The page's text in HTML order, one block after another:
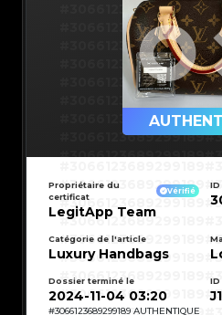
#3066123689299189
#3066123689299189
#3066123689299189
#3066123689299189
#3066123689299189
#3066123689299189
#3066123689299189
#3066123689299189
#3066123689299189
#3066123689299189
#3066123689299189
#3066123689299189
#3066123689299189
#3066123689299189
#3066123689299189
#3066123689299189
#3066123689299189
#3066123689299189
#3066123689299189
#3066123689299189
#3066123689299189
#3066123689299189
Propriétaire du
certificat
Vérifié
LegitApp Team
Catégorie de l'article
Luxury Handbags
Dossier terminé le
2024-11-04 03:20
#3066123689299189 AUTHENTIQUE